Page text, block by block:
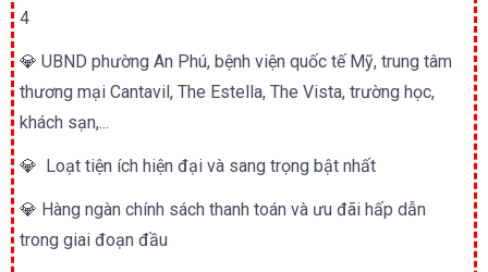
4
💎 UBND phường An Phú, bệnh viện quốc tế Mỹ, trung tâm
thương mại Cantavil, The Estella, The Vista, trường học,
khách sạn,...
💎 Loạt tiện ích hiện đại và sang trọng bật nhất
💎 Hàng ngàn chính sách thanh toán và ưu đãi hấp dẫn
trong giai đoạn đầu